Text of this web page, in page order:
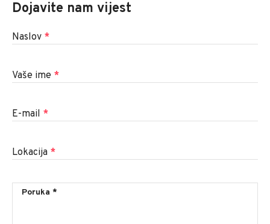
Dojavite nam vijest
Naslov *
Vaše ime *
E-mail *
Lokacija *